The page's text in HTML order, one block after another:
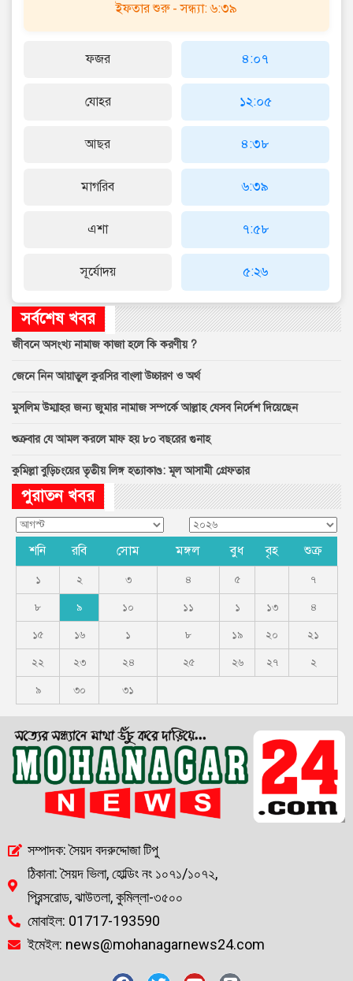
ইফতার শুরু - সন্ধ্যা: ৬:৩৯
ফজর
যোহর
আছর
মাগরিব
এশা
সূর্যোদয়
৪:০৭
১২:০৫
৪:৩৮
৬:৩৯
৭:৫৮
৫:২৬
সর্বশেষ খবর
জীবনে অসংখ্য নামাজ কাজা হলে কি করণীয় ?
জেনে নিন আয়াতুল কুরসির বাংলা উচ্চারণ ও অর্থ
মুসলিম উম্মাহর জন্য জুমার নামাজ সম্পর্কে আল্লাহ যেসব নির্দেশ দিয়েছেন
শুক্রবার যে আমল করলে মাফ হয় ৮০ বছরের গুনাহ
কুমিল্লা বুড়িচংয়ের তৃতীয় লিঙ্গ হত্যাকাণ্ড: মূল আসামী গ্রেফতার
পুরাতন খবর
শনি রবি সোম মঙ্গল বুধ বৃহ শুক্র
১ ২ ৩ ৪ ৫ ৭
৮ ৯ ১০ ১১ ১ ১৩ ৪
১৫ ১৬ ১ ৮ ১৯ ২০ ২১
২২ ২৩ ২৪ ২৫ ২৬ ২৭ ২
৯ ৩০ ৩১
সম্পাদক: সৈয়দ বদরুদ্দোজা টিপু
ঠিকানা: সৈয়দ ভিলা, হোল্ডিং নং ১০৭১/১০৭২,
প্রিন্সরোড, ঝাউতলা, কুমিল্লা-৩৫০০
মোবাইল: 01717-193590
ইমেইল: news@mohanagarnews24.com